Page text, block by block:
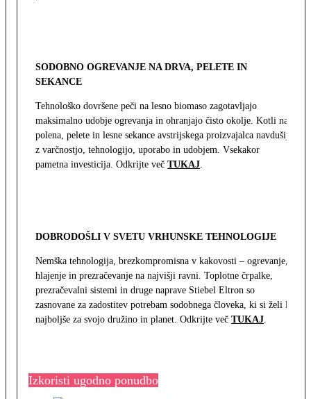
SODOBNO OGREVANJE NA DRVA, PELETE IN
SEKANCE
Tehnološko dovršene peči na lesno biomaso zagotavljajo
maksimalno udobje ogrevanja in ohranjajo čisto okolje. Kotli na
polena, pelete in lesne sekance avstrijskega proizvajalca navdušijo
z varčnostjo, tehnologijo, uporabo in udobjem. Vsekakor
pametna investicija. Odkrijte več TUKAJ
DOBRODOŠLI V SVETU VRHUNSKE TEHNOLOGIJE
Nemška tehnologija, brezkompromisna v kakovosti – ogrevanje,
hlajenje in prezračevanje na najvišji ravni. Toplotne črpalke,
prezračevalni sistemi in druge naprave Stiebel Eltron so
zasnovane za zadostitev potrebam sodobnega človeka, ki si želi le
najboljše za svojo družino in planet. Odkrijte več TUKAJ
Izkoristi ugodno ponudbo